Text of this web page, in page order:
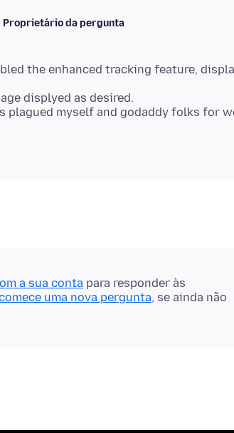
Proprietário da pergunta
the enhanced tracking feature,
displyed as desired.
plagued myself and godaddy folks for
a sua conta para responder às
uma nova pergunta, se ainda não